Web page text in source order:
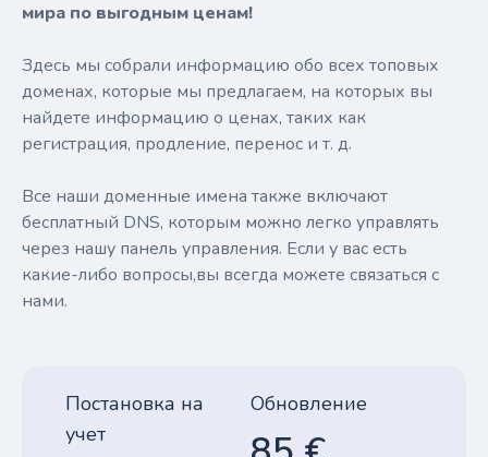
мира по выгодным ценам!
Здесь мы собрали информацию обо всех топовых
доменах, которые мы предлагаем, на которых вы
найдете информацию о ценах, таких как
регистрация, продление, перенос и т. д.
Все наши доменные имена также включают
бесплатный DNS, которым можно легко управлять
через нашу панель управления. Если у вас есть
какие-либо вопросы,вы всегда можете связаться с
нами.
Постановка на
учет
Обновление